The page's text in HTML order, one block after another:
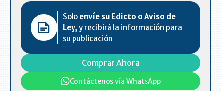
Solo envíe su Edicto o Aviso de
Ley, y recibirá la información para
su publicación
Comprar Ahora
Contáctenos vía WhatsApp